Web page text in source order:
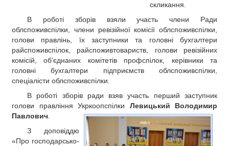
скликання.
В роботі зборів взяли участь члени Ради
облспоживспілки, члени ревізійної комісії облспоживспілки,
голови правлінь, їх заступники та головні бухгалтери
райспоживспілок, райспоживтовариств, голови ревізійних
комісій, об’єднаних комітетів профспілок, керівники та
головні бухгалтери підприємств облспоживспілки,
спеціалісти облспоживспілки.
В роботі зборів ради взяв участь перший заступник
голови правління Укркоопспілки Левицький Володимир
Павлович
З доповіддю
«Про господарсько-